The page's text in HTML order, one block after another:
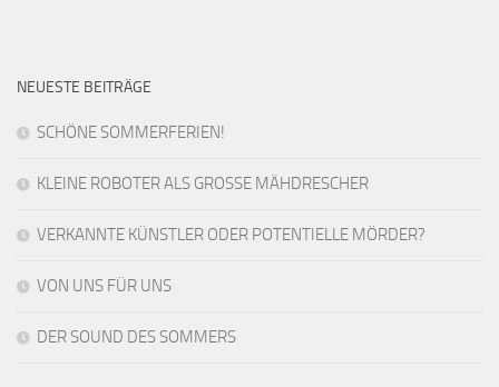
NEUESTE BEITRÄGE
SCHÖNE SOMMERFERIEN!
KLEINE ROBOTER ALS GROSSE MÄHDRESCHER
VERKANNTE KÜNSTLER ODER POTENTIELLE MÖRDER?
VON UNS FÜR UNS
DER SOUND DES SOMMERS